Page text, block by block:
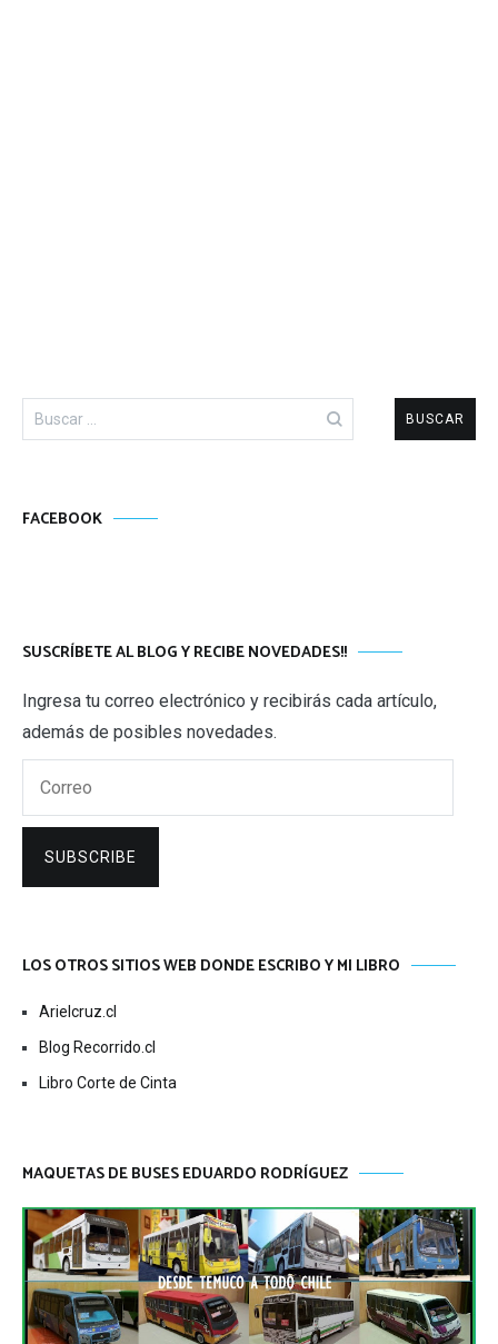
FACEBOOK
SUSCRÍBETE AL BLOG Y RECIBE NOVEDADES!!
Ingresa tu correo electrónico y recibirás cada artículo,
además de posibles novedades.
SUBSCRIBE
LOS OTROS SITIOS WEB DONDE ESCRIBO Y MI LIBRO
Arielcruz.cl
Blog Recorrido.cl
Libro Corte de Cinta
MAQUETAS DE BUSES EDUARDO RODRÍGUEZ